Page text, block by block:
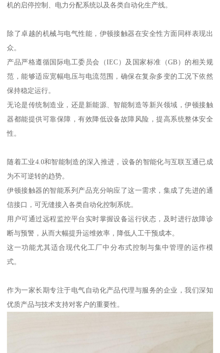
机的启停控制、电力分配系统以及各类自动化生产线。
除了卓越的机械与电气性能，伊顿接触器在安全性方面同样表现出
众。
产品严格遵循国际电工委员会（IEC）及国家标准（GB）的相关规
范，能够适应宽幅电压与电流范围，确保在复杂多变的工况下依然
保持稳定运行。
无论是传统制造业，还是新能源、智能制造等新兴领域，伊顿接触
器都能提供可靠保障，有效降低设备故障风险，提高系统整体安全
性。
随着工业4.0和智能制造的深入推进，设备的智能化与互联互通已成
为不可逆转的趋势。
伊顿接触器的智能系列产品充分响应了这一需求，集成了先进的通
信接口，可无缝接入各类自动化控制系统。
用户可通过远程监控平台实时掌握设备运行状态，及时进行故障诊
断与预警，从而大幅提升运维效率，降低人工干预成本。
这一功能尤其适合现代化工厂中分布式控制与集中管理的运作模
式。
作为一家长期专注于电气自动化产品代理与服务的企业，我们深知
优质产品与技术支持对客户的重要性。